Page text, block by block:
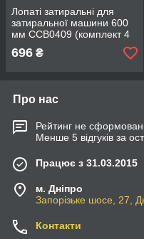
Лопаті затиральні для
затиральної машини 600
мм CCB0409 (комплект 4
шт.)
696 ₴
Про нас
Рейтинг не
Менше 5 відгуків за
Працює з 31.03.2015
м. Дніпро
Запорізьке шосе, 27,
Контакти